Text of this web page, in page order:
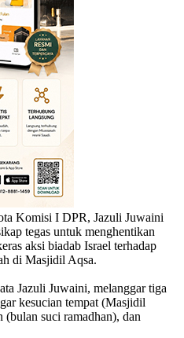
Komisi I DPR, Jazuli Juwaini
tegas untuk menghentikan
aksi biadab Israel terhadap
di Masjidil Aqsa.
Jazuli Juwaini, melanggar tiga
kesucian tempat (Masjidil
(bulan suci ramadhan), dan